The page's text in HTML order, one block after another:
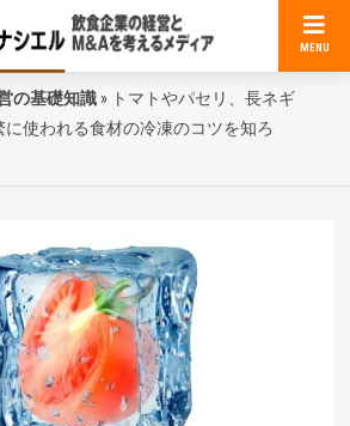
MENU
の基礎知識 » トマトやパセリ、長ネギ
に使われる食材の冷凍のコツを知ろ